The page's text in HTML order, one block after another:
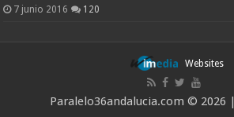
7 junio 2016 120
Websites
Paralelo36andalucia.com © 2026 |